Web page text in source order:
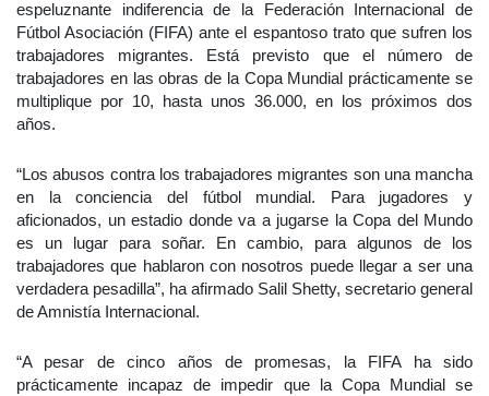
espeluznante indiferencia de la Federación Internacional de
Fútbol Asociación (FIFA) ante el espantoso trato que sufren los
trabajadores migrantes. Está previsto que el número de
trabajadores en las obras de la Copa Mundial prácticamente se
multiplique por 10, hasta unos 36.000, en los próximos dos
años.
“Los abusos contra los trabajadores migrantes son una mancha
en la conciencia del fútbol mundial. Para jugadores y
aficionados, un estadio donde va a jugarse la Copa del Mundo
es un lugar para soñar. En cambio, para algunos de los
trabajadores que hablaron con nosotros puede llegar a ser una
verdadera pesadilla”, ha afirmado Salil Shetty, secretario general
de Amnistía Internacional.
“A pesar de cinco años de promesas, la FIFA ha sido
prácticamente incapaz de impedir que la Copa Mundial se